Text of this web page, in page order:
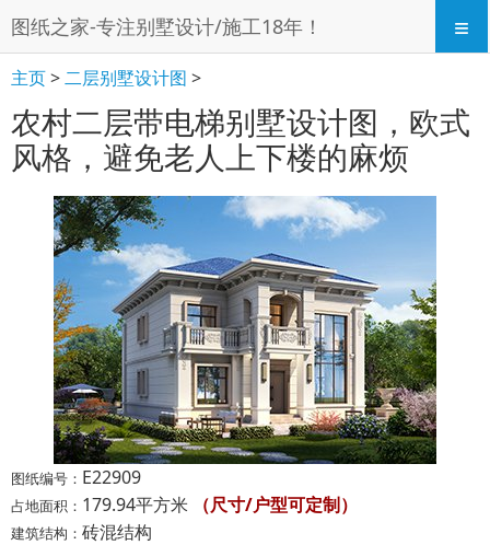
图纸之家-专注别墅设计/施工18年！ ≡
主页>二层别墅设计图 >
农村二层带电梯别墅设计图，欧式
风格，避免老人上下楼的麻烦
图纸编号： E22909
占地面积： 179.94平方米 （尺寸/户型可定制）
建筑结构： 砖混结构